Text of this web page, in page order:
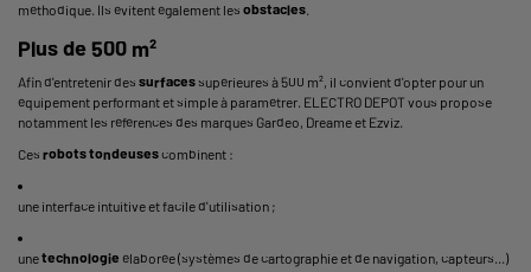
méthodique. Ils évitent également les obstacles.
Plus de 500 m²
Afin d'entretenir des surfacessupérieures à 500 m², il convient d'opter pour un
équipement performant et simple à paramétrer. ELECTRO DEPOT vous propose
notamment les références des marques Gardeo, Dreame et Ezviz.
Ces robots tondeusescombinent :
une interface intuitive et facile d'utilisation ;
unetechnologie élaborée (systèmes de cartographie et de navigation, capteurs...)